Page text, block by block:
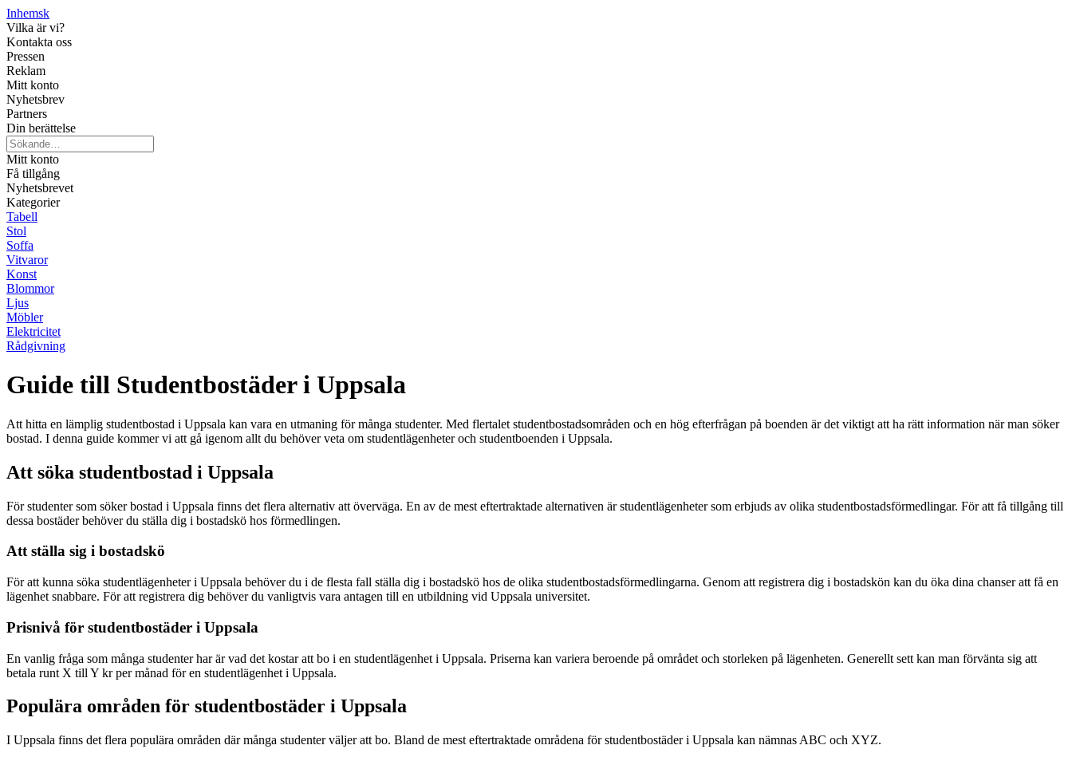
Inhemsk
Vilka är vi?
Kontakta oss
Pressen
Reklam
Mitt konto
Nyhetsbrev
Partners
Din berättelse
Mitt konto
Få tillgång
Nyhetsbrevet
Kategorier
Tabell
Stol
Soffa
Vitvaror
Konst
Blommor
Ljus
Möbler
Elektricitet
Rådgivning
Guide till Studentbostäder i Uppsala
Att hitta en lämplig studentbostad i Uppsala kan vara en utmaning för många studenter. Med flertalet studentbostadsområden och en hög efterfrågan på boenden är det viktigt att ha rätt information när man söker
bostad. I denna guide kommer vi att gå igenom allt du behöver veta om studentlägenheter och studentboenden i Uppsala.
Att söka studentbostad i Uppsala
För studenter som söker bostad i Uppsala finns det flera alternativ att överväga. En av de mest eftertraktade alternativen är studentlägenheter som erbjuds av olika studentbostadsförmedlingar. För att få tillgång till
dessa bostäder behöver du ställa dig i bostadskö hos förmedlingen.
Att ställa sig i bostadskö
För att kunna söka studentlägenheter i Uppsala behöver du i de flesta fall ställa dig i bostadskö hos de olika studentbostadsförmedlingarna. Genom att registrera dig i bostadskön kan du öka dina chanser att få en
lägenhet snabbare. För att registrera dig behöver du vanligtvis vara antagen till en utbildning vid Uppsala universitet.
Prisnivå för studentbostäder i Uppsala
En vanlig fråga som många studenter har är vad det kostar att bo i en studentlägenhet i Uppsala. Priserna kan variera beroende på området och storleken på lägenheten. Generellt sett kan man förvänta sig att
betala runt X till Y kr per månad för en studentlägenhet i Uppsala.
Populära områden för studentbostäder i Uppsala
I Uppsala finns det flera populära områden där många studenter väljer att bo. Bland de mest eftertraktade områdena för studentbostäder i Uppsala kan nämnas ABC och XYZ.